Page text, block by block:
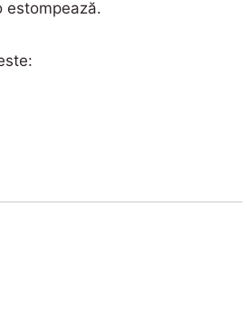
estompează.